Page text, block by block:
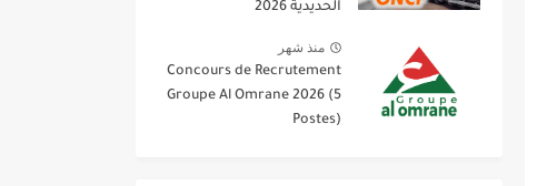
الحديدية 2026
منذ شهر
Concours de Recrutement
Groupe Al Omrane 2026 (5
Postes)